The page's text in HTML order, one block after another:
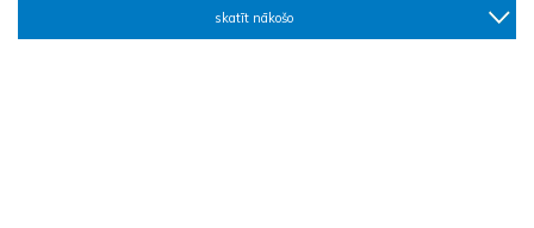
skatīt nākošo